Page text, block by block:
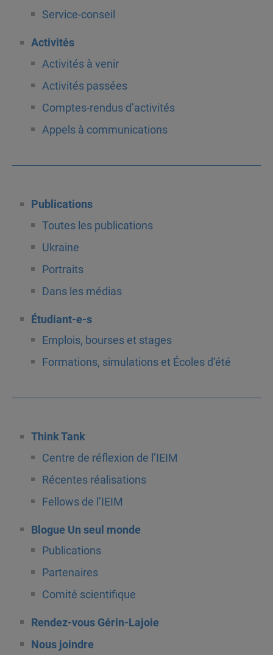
Service-conseil
Activités
Activités à venir
Activités passées
Comptes-rendus d’activités
Appels à communications
Publications
Toutes les publications
Ukraine
Portraits
Dans les médias
Étudiant-e-s
Emplois, bourses et stages
Formations, simulations et Écoles d’été
Think Tank
Centre de réflexion de l’IEIM
Récentes réalisations
Fellows de l’IEIM
Blogue Un seul monde
Publications
Partenaires
Comité scientifique
Rendez-vous Gérin-Lajoie
Nous joindre